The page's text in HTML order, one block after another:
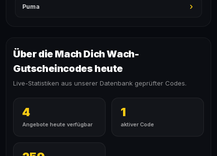
Puma
Über die Mach Dich Wach-
Gutscheincodes heute
Live-Statistiken aus unserer Datenbank geprüfter Codes.
4
Angebote heute verfügbar
1
aktiver Code